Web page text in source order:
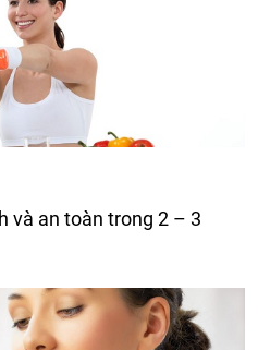
và an toàn trong 2 – 3